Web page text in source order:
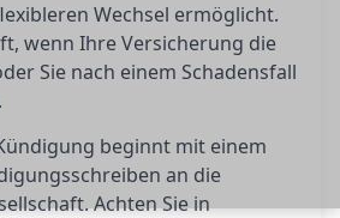
Wechsel ermöglicht.
wenn Ihre Versicherung die
Sie nach einem Schadensfall
beginnt mit einem
an die
Achten Sie in